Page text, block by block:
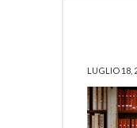
LUGLIO 18,